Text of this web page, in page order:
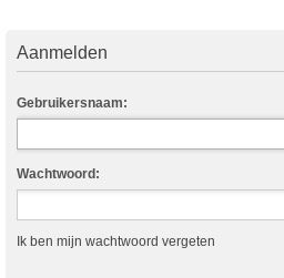
Aanmelden
Gebruikersnaam:
Wachtwoord:
Ik ben mijn wachtwoord vergeten